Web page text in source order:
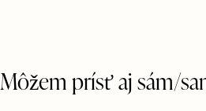
Môžem prísť aj sám/